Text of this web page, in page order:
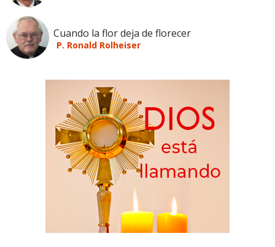
Cuando la flor deja de florecer
P. Ronald Rolheiser